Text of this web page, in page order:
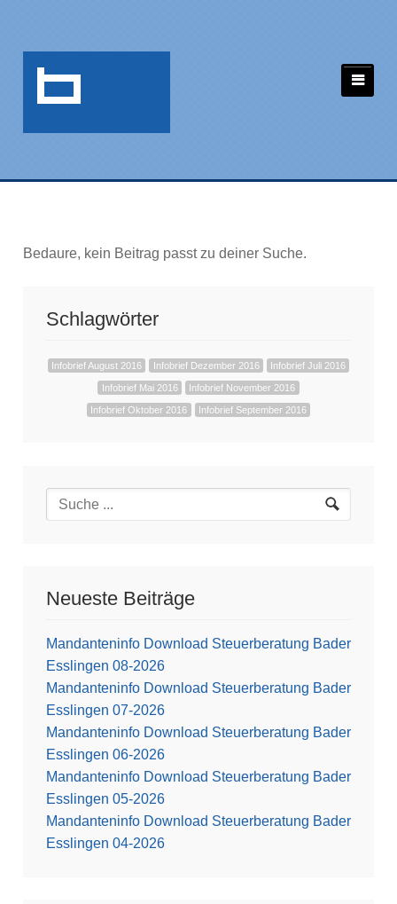
Bedaure, kein Beitrag passt zu deiner Suche.
Schlagwörter
Infobrief August 2016 Infobrief Dezember 2016 Infobrief Juli 2016
Infobrief Mai 2016 Infobrief November 2016
Infobrief Oktober 2016 Infobrief September 2016
Neueste Beiträge
Mandanteninfo Download Steuerberatung Bader
Esslingen 08-2026
Mandanteninfo Download Steuerberatung Bader
Esslingen 07-2026
Mandanteninfo Download Steuerberatung Bader
Esslingen 06-2026
Mandanteninfo Download Steuerberatung Bader
Esslingen 05-2026
Mandanteninfo Download Steuerberatung Bader
Esslingen 04-2026